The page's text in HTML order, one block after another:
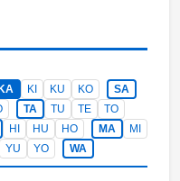
KA KI KU KO
SA
TA TU TE
TO
HI HU HO MA
MI
YU YO WA